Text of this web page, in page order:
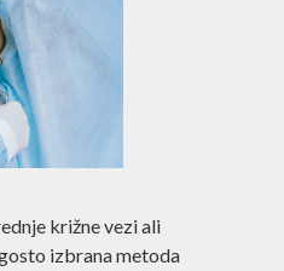
križne vezi ali
izbrana metoda